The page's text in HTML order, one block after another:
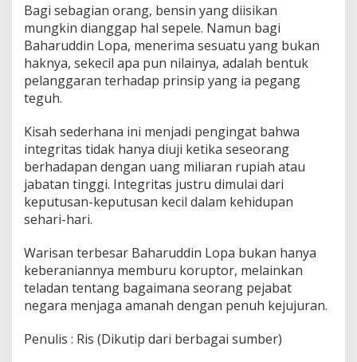
Bagi sebagian orang, bensin yang diisikan
mungkin dianggap hal sepele. Namun bagi
Baharuddin Lopa, menerima sesuatu yang bukan
haknya, sekecil apa pun nilainya, adalah bentuk
pelanggaran terhadap prinsip yang ia pegang
teguh.
Kisah sederhana ini menjadi pengingat bahwa
integritas tidak hanya diuji ketika seseorang
berhadapan dengan uang miliaran rupiah atau
jabatan tinggi. Integritas justru dimulai dari
keputusan-keputusan kecil dalam kehidupan
sehari-hari.
Warisan terbesar Baharuddin Lopa bukan hanya
keberaniannya memburu koruptor, melainkan
teladan tentang bagaimana seorang pejabat
negara menjaga amanah dengan penuh kejujuran.
Penulis : Ris (Dikutip dari berbagai sumber)